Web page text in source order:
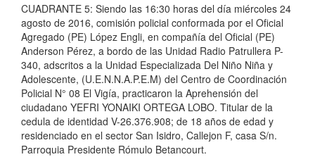
CUADRANTE 5: Siendo las 16:30 horas del día miércoles 24
agosto de 2016, comisión policial conformada por el Oficial
Agregado (PE) López Engli, en compañía del Oficial (PE)
Anderson Pérez, a bordo de las Unidad Radio Patrullera P-
340, adscritos a la Unidad Especializada Del Niño Niña y
Adolescente, (U.E.N.N.A.P.E.M) del Centro de Coordinación
Policial N° 08 El Vigía, practicaron la Aprehensión del
ciudadano YEFRI YONAIKI ORTEGA LOBO. Titular de la
cedula de identidad V-26.376.908; de 18 años de edad y
residenciado en el sector San Isidro, Callejon F, casa S/n.
Parroquia Presidente Rómulo Betancourt.